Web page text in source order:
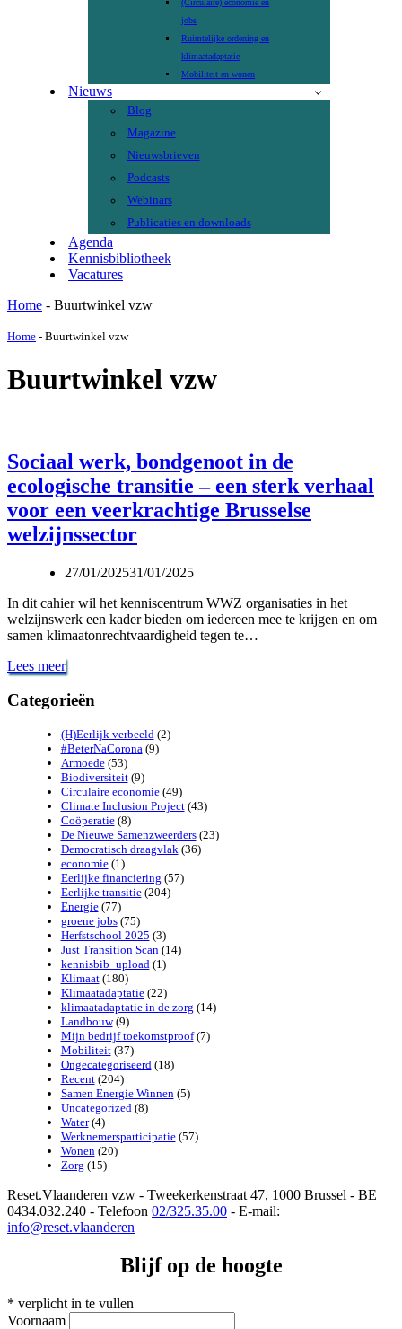
(Circulaire) economie en
jobs
Ruimtelijke ordening en
klimaatadaptatie
Mobiliteit en wonen
Nieuws
Blog
Magazine
Nieuwsbrieven
Podcasts
Webinars
Publicaties en downloads
Agenda
Kennisbibliotheek
Vacatures
Home - Buurtwinkel vzw
Home - Buurtwinkel vzw
Buurtwinkel vzw
Sociaal werk, bondgenoot in de
ecologische transitie – een sterk verhaal
voor een veerkrachtige Brusselse
welzijnssector
27/01/202531/01/2025
In dit cahier wil het kenniscentrum WWZ organisaties in het
welzijnswerk een kader bieden om iedereen mee te krijgen en om
samen klimaatonrechtvaardigheid tegen te…
Lees meerSociaal
werk,
bondgenoot
de
ecologische
transitie
–
een
sterk
verhaal
voor
een
veerkrachtige
Brusselse
welzijnssector
Categorieën
(H)Eerlijk verbeeld(2)
#BeterNaCorona(9)
Armoede(53)
Biodiversiteit(9)
Circulaire economie(49)
Climate Inclusion Project(43)
Coöperatie(8)
De Nieuwe Samenzweerders(23)
Democratisch draagvlak(36)
economie(1)
Eerlijke financiering (57)
Eerlijke transitie(204)
Energie(77)
groene jobs(75)
Herfstschool 2025 (3)
Just Transition Scan(14)
kennisbib_upload(1)
Klimaat(180)
Klimaatadaptatie(22)
klimaatadaptatie in de zorg (14)
Landbouw(9)
Mijn bedrijf toekomstproof(7)
Mobiliteit(37)
Ongecategoriseerd(18)
Recent(204)
Samen Energie Winnen(5)
Uncategorized(8)
Water(4)
Werknemersparticipatie(57)
Wonen(20)
Zorg (15)
Reset.Vlaanderen vzw - Tweekerkenstraat 47, 1000 Brussel - BE
0434.032.240 - Telefoon 02/325.35.00 - E-mail:
info@reset.vlaanderen
Blijf op de hoogte
* verplicht in te vullen
Voornaam